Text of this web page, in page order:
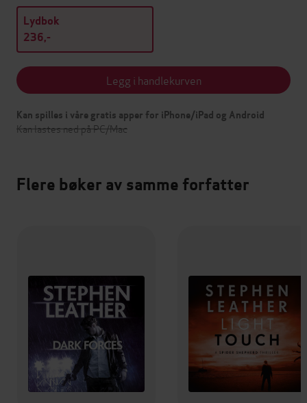
Lydbok
236,-
Legg i handlekurven
Kan spilles i våre gratis apper for iPhone/iPad og Android
Kan lastes ned på PC/Mac
Flere bøker av samme forfatter